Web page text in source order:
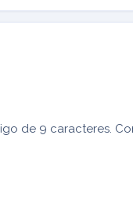
de 9 caracteres.